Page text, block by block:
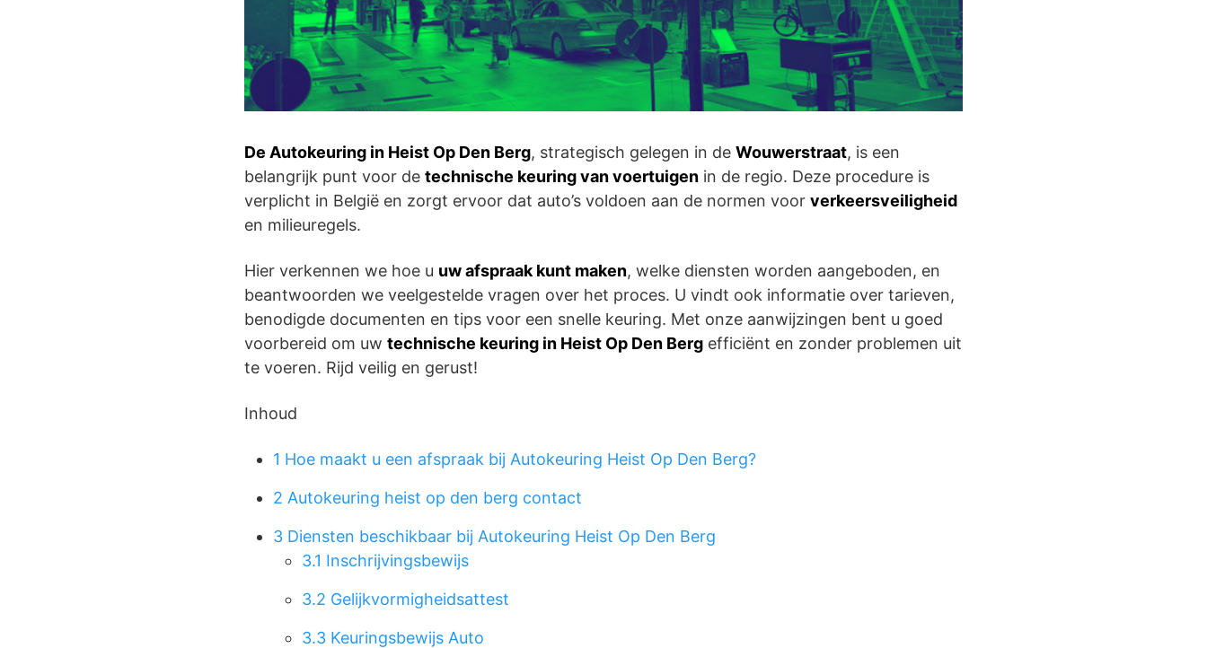
De Autokeuring in Heist Op Den Berg, strategisch gelegen in de Wouwerstraat, is een
belangrijk punt voor de technische keuring van voertuigen in de regio. Deze procedure is
verplicht in België en zorgt ervoor dat auto’s voldoen aan de normen voor verkeersveiligheid
en milieuregels.
Hier verkennen we hoe u uw afspraak kunt maken, welke diensten worden aangeboden, en
beantwoorden we veelgestelde vragen over het proces. U vindt ook informatie over tarieven,
benodigde documenten en tips voor een snelle keuring. Met onze aanwijzingen bent u goed
voorbereid om uw technische keuring in Heist Op Den Berg efficiënt en zonder problemen uit
te voeren. Rijd veilig en gerust!
Inhoud
1 Hoe maakt u een afspraak bij Autokeuring Heist Op Den Berg?
2 Autokeuring heist op den berg contact
3 Diensten beschikbaar bij Autokeuring Heist Op Den Berg
3.1 Inschrijvingsbewijs
3.2 Gelijkvormigheidsattest
3.3 Keuringsbewijs Auto